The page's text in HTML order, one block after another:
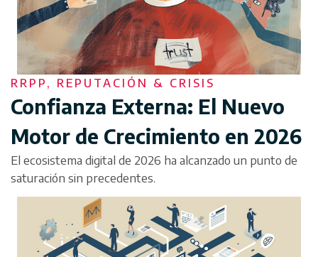
RRPP, REPUTACIÓN & CRISIS
Confianza Externa: El Nuevo
Motor de Crecimiento en 2026
El ecosistema digital de 2026 ha alcanzado un punto de
saturación sin precedentes.